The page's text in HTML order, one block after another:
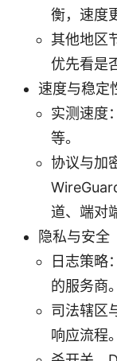
衡，速度
其他地区
优先看是
速度与稳定
实测速度
等。
协议与加
道、端对
隐私与安全
日志策略
的服务商。
司法辖区
响应流程。